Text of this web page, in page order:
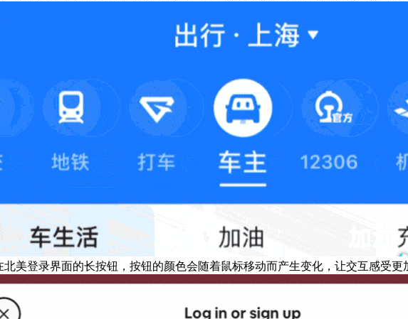
北美登录界面的长按钮，按钮的颜色会随着鼠标移动而产生变化，让交互感受更